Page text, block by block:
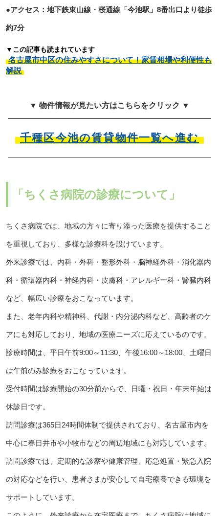
●アクセス：地下鉄東山線・桜通線「今池駅」8番出口より徒歩
約7分
▼この記事も読まれています
名古屋市中区の住みやすさについて！家賃相場や利便性も
解説
▼ 物件情報が見たい方はこちらをクリック ▼
千種区今池の賃貸物件一覧へ進む
「ちくさ病院の診療について」
ちくさ病院では、地域の方々に寄り添った医療を提供すること
を重視しており、多様な診療科を設けています。
外来診療では、内科・外科・整形外科・脳神経外科・消化器内
科・循環器内科・神経内科・皮膚科・アレルギー科・腎臓内科
など、幅広い診療をおこなっています。
また、老年内科や精神科、代謝・内分泌内科など、高齢者のケ
アにも対応しており、地域の医療ニーズに応えているのです。
診療時間は、平日午前9:00～11:30、午後16:00～18:00、土曜日
は午前のみ診療をおこなっています。
受付時間は診療開始の30分前からで、日曜・祝日・年末年始は
休診日です。
訪問診療は365日24時間体制で提供されており、名古屋市内を
中心に春日井市や小牧市などの周辺地域にも対応しています。
訪問診療では、定期的な診察や健康管理、応急処置・緊急入院
の対応などを行い、患者さまが安心して自宅療養できる環境を
サポートしています。